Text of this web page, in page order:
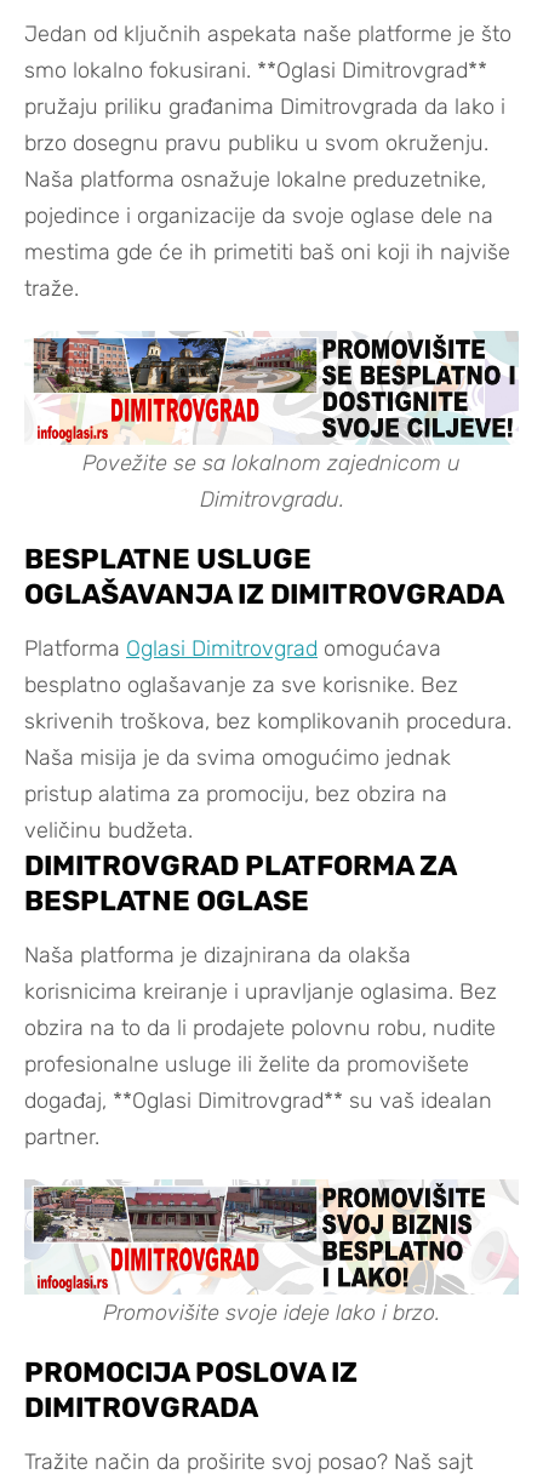
Jedan od ključnih aspekata naše platforme je što
smo lokalno fokusirani. **Oglasi Dimitrovgrad**
pružaju priliku građanima Dimitrovgrada da lako i
brzo dosegnu pravu publiku u svom okruženju.
Naša platforma osnažuje lokalne preduzetnike,
pojedince i organizacije da svoje oglase dele na
mestima gde će ih primetiti baš oni koji ih najviše
traže.
Povežite se sa lokalnom zajednicom u
Dimitrovgradu.
BESPLATNE USLUGE
OGLAŠAVANJA IZ DIMITROVGRADA
Platforma Oglasi Dimitrovgrad omogućava
besplatno oglašavanje za sve korisnike. Bez
skrivenih troškova, bez komplikovanih procedura.
Naša misija je da svima omogućimo jednak
pristup alatima za promociju, bez obzira na
veličinu budžeta.
DIMITROVGRAD PLATFORMA ZA
BESPLATNE OGLASE
Naša platforma je dizajnirana da olakša
korisnicima kreiranje i upravljanje oglasima. Bez
obzira na to da li prodajete polovnu robu, nudite
profesionalne usluge ili želite da promovišete
događaj, **Oglasi Dimitrovgrad** su vaš idealan
partner.
Promovišite svoje ideje lako i brzo.
PROMOCIJA POSLOVA IZ
DIMITROVGRADA
Tražite način da proširite svoj posao? Naš sajt